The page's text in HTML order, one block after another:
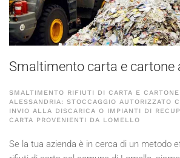
Smaltimento carta e cartone
SMALTIMENTO RIFIUTI DI CARTA E
ALESSANDRIA: STOCCAGGIO AUTORIZZATO
INVIO ALLA DISCARICA O IMPIANTI DI
CARTA PROVENIENTI DA LOMELLO
Se la tua azienda è in cerca di un metodo